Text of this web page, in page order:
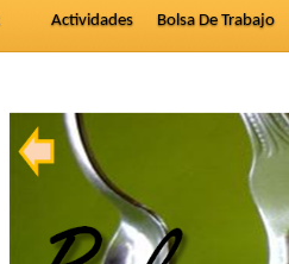
Actividades Bolsa De Trabajo